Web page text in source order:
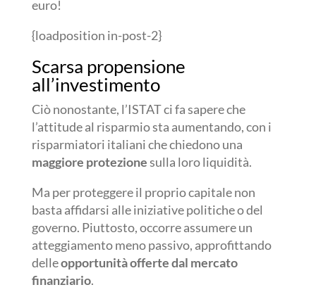
euro!
{loadposition in-post-2}
Scarsa propensione
all’investimento
Ciò nonostante, l’ISTAT ci fa sapere che
l’attitude al risparmio sta aumentando, con i
risparmiatori italiani che chiedono una
maggiore protezionesulla loro liquidità.
Ma per proteggere il proprio capitale non
basta affidarsi alle iniziative politiche o del
governo. Piuttosto, occorre assumere un
atteggiamento meno passivo, approfittando
delleopportunitàofferte dal mercato
finanziario.